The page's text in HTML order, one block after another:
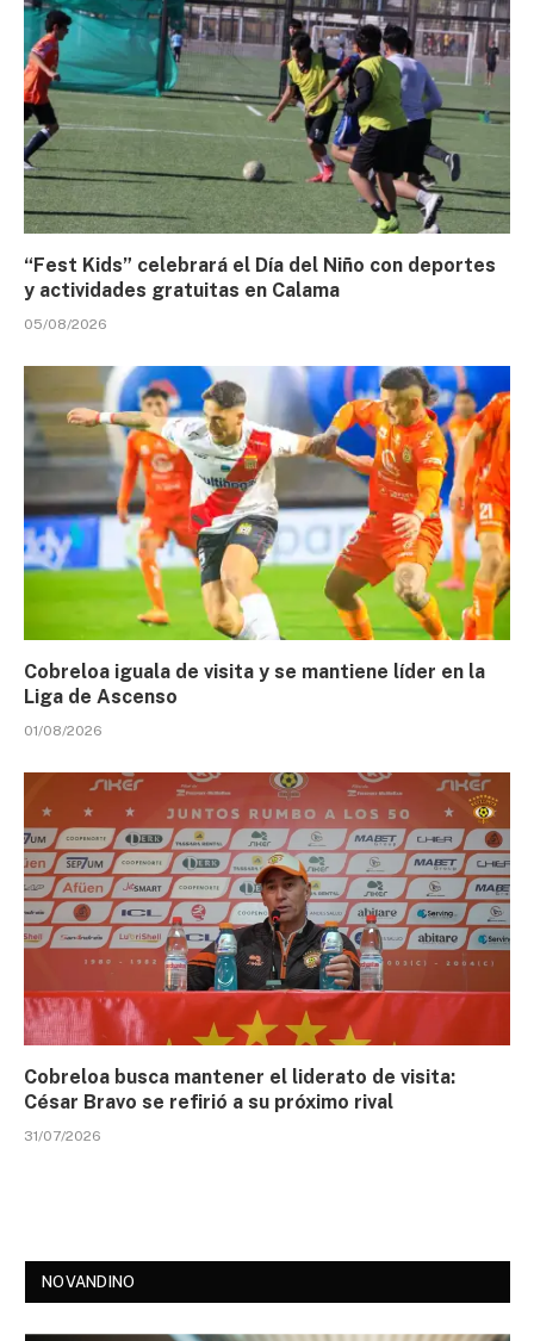
“Fest Kids” celebrará el Día del Niño con deportes
y actividades gratuitas en Calama
05/08/2026
Cobreloa iguala de visita y se mantiene líder en la
Liga de Ascenso
01/08/2026
Cobreloa busca mantener el liderato de visita:
César Bravo se refirió a su próximo rival
31/07/2026
NOVANDINO